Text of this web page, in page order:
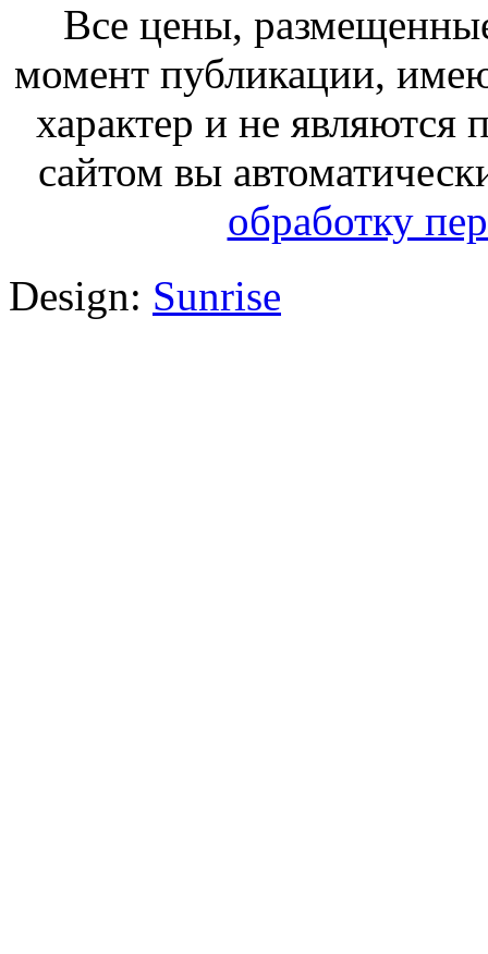
Все цены,
момент публикации,
характер и не
сайтом вы
обработку
Design: Sunrise